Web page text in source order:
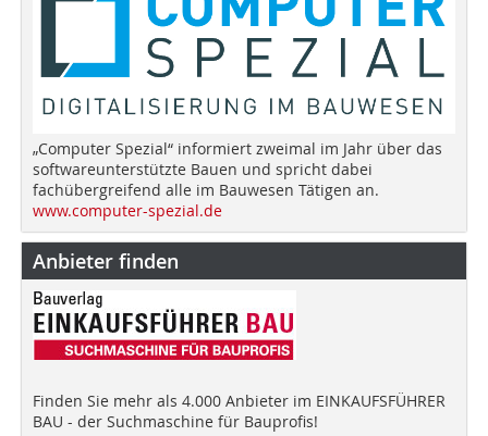
„Computer Spezial“ informiert zweimal im Jahr über das
softwareunterstützte Bauen und spricht dabei
fachübergreifend alle im Bauwesen Tätigen an.
www.computer-spezial.de
Anbieter finden
Finden Sie mehr als 4.000 Anbieter im EINKAUFSFÜHRER
BAU - der Suchmaschine für Bauprofis!